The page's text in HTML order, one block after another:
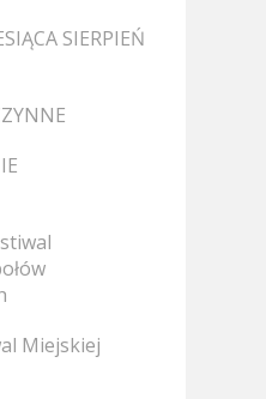
SIERPIEŃ
Miejskiej